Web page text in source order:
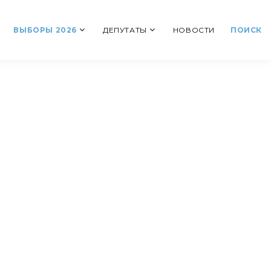
ВЫБОРЫ 2026 ДЕПУТАТЫ НОВОСТИ ПОИСК